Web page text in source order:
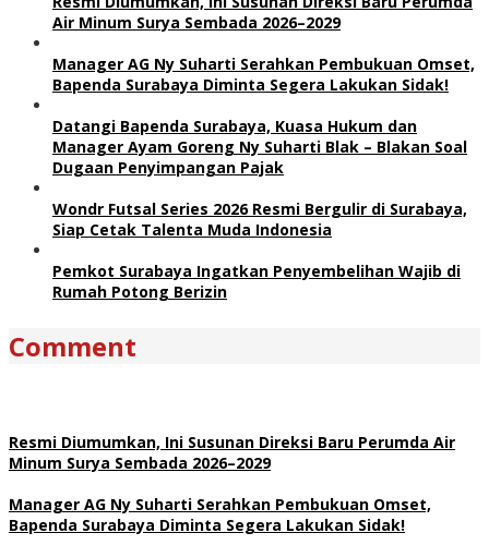
Air Minum Surya Sembada 2026–2029
Manager AG Ny Suharti Serahkan Pembukuan Omset,
Bapenda Surabaya Diminta Segera Lakukan Sidak!
Datangi Bapenda Surabaya, Kuasa Hukum dan
Manager Ayam Goreng Ny Suharti Blak – Blakan Soal
Dugaan Penyimpangan Pajak
Wondr Futsal Series 2026 Resmi Bergulir di Surabaya,
Siap Cetak Talenta Muda Indonesia
Pemkot Surabaya Ingatkan Penyembelihan Wajib di
Rumah Potong Berizin
Comment
Resmi Diumumkan, Ini Susunan Direksi Baru Perumda Air
Minum Surya Sembada 2026–2029
Manager AG Ny Suharti Serahkan Pembukuan Omset,
Bapenda Surabaya Diminta Segera Lakukan Sidak!